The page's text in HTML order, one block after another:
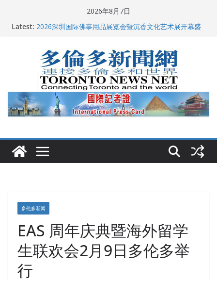
2026年8月7日
Latest: 多伦多市长选举拉开帷幕 多名华人候选人宣布角逐
特朗普称加拿大“不友善”并批评其领导层 卡尼：谈判事
关加拿大就业
2026加拿大青少年儿童绘画比赛颁奖典礼多伦多举行
龚晓华参加多伦多骄傲大游行 与市民分享竞选理念
多伦多新闻
EAS 周年庆典暨海外留学
生联欢会2月9日多伦多举
行